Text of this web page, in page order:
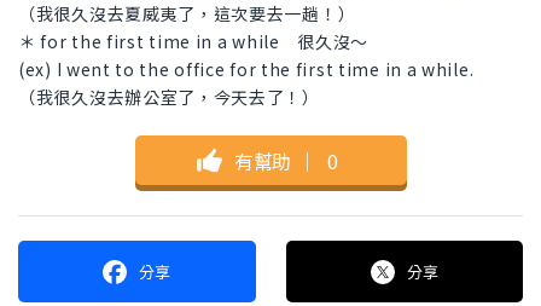
（我很久沒去夏威夷了，這次要去一趟！）
＊ for the first time in a while 很久沒～
(ex) I went to the office for the first time in a while.
（我很久沒去辦公室了，今天去了！）
有幫助 ｜ 0
分享 分享